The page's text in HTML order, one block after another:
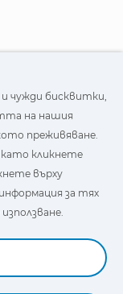
навигацията и
и да оптимизира
да кликнете
им.
чужди бисквитки,
на нашия
преживяване.
кликнете
върху
за тях